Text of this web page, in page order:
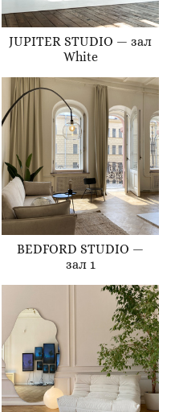
JUPITER STUDIO — зал
White
BEDFORD STUDIO —
зал 1